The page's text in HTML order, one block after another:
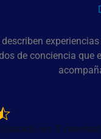
de conciencia que
en 6